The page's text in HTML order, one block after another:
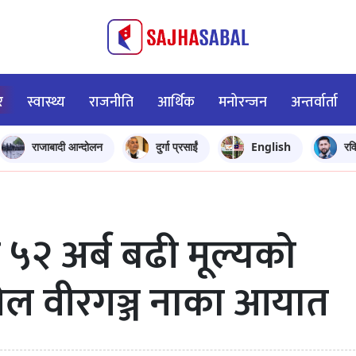
स्वास्थ्य राजनीति आर्थिक मनोरन्जन अन्तर्वार्ता
राजाबादी आन्दोलन दुर्गा प्रसाईं English
अर्ब बढी मूल्यको
वीरगञ्ज नाका आयात